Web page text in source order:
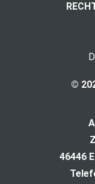
©
46446